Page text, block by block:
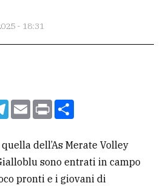
- 18:31
Telegram
EmailPrint
dell’As Merate Volley
sono entrati in campo
pronti e i giovani di